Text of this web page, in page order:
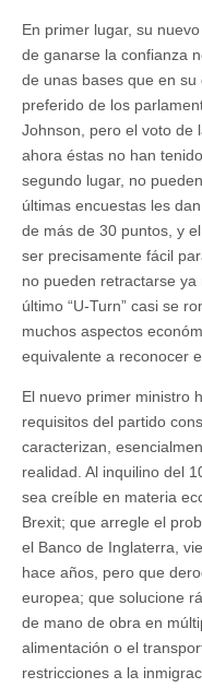
En primer lugar, su
de ganarse la confianza
de unas bases que en
preferido de los
Johnson, pero el voto de
ahora éstas no han
segundo lugar, no
últimas encuestas les
de más de 30 puntos, y
ser precisamente fácil
no pueden retractarse
último “U-Turn” casi se
muchos aspectos
equivalente a reconocer
El nuevo primer ministro
requisitos del partido
caracterizan,
realidad. Al inquilino del
sea creíble en materia
Brexit; que arregle el
el Banco de Inglaterra,
hace años, pero que
europea; que solucione
de mano de obra en
alimentación o el
restricciones a la